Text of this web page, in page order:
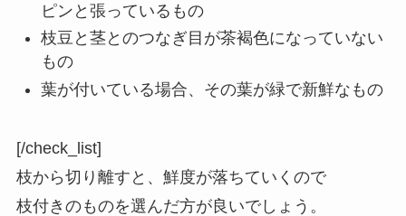
ピンと張っているもの
枝豆と茎とのつなぎ目が茶褐色になっていない
もの
葉が付いている場合、その葉が緑で新鮮なもの
[/check_list]
枝から切り離すと、鮮度が落ちていくので
枝付きのものを選んだ方が良いでしょう。